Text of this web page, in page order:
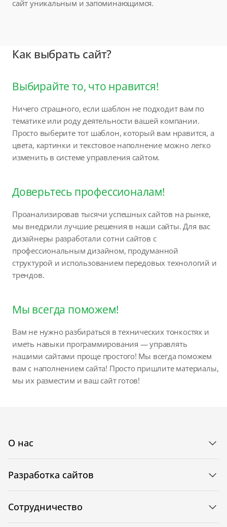
сайт уникальным и запоминающимся.
Как выбрать сайт?
Выбирайте то, что нравится!
Ничего страшного, если шаблон не подходит вам по
тематике или роду деятельности вашей компании.
Просто выберите тот шаблон, который вам нравится, а
цвета, картинки и текстовое наполнение можно легко
изменить в системе управления сайтом.
Доверьтесь профессионалам!
Проанализировав тысячи успешных сайтов на рынке,
мы внедрили лучшие решения в наши сайты. Для вас
дизайнеры разработали сотни сайтов с
профессиональным дизайном, продуманной
структурой и использованием передовых технологий и
трендов.
Мы всегда поможем!
Вам не нужно разбираться в технических тонкостях и
иметь навыки программирования — управлять
нашими сайтами проще простого! Мы всегда поможем
вам с наполнением сайта! Просто пришлите материалы,
мы их разместим и ваш сайт готов!
О нас
Разработка сайтов
Сотрудничество